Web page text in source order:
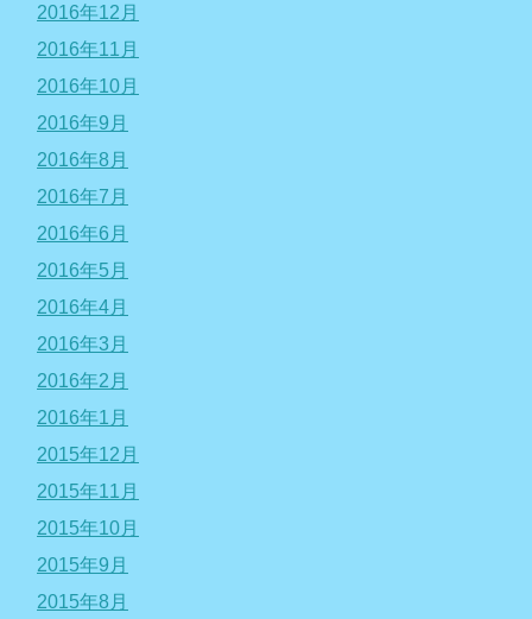
2016年12月
2016年11月
2016年10月
2016年9月
2016年8月
2016年7月
2016年6月
2016年5月
2016年4月
2016年3月
2016年2月
2016年1月
2015年12月
2015年11月
2015年10月
2015年9月
2015年8月